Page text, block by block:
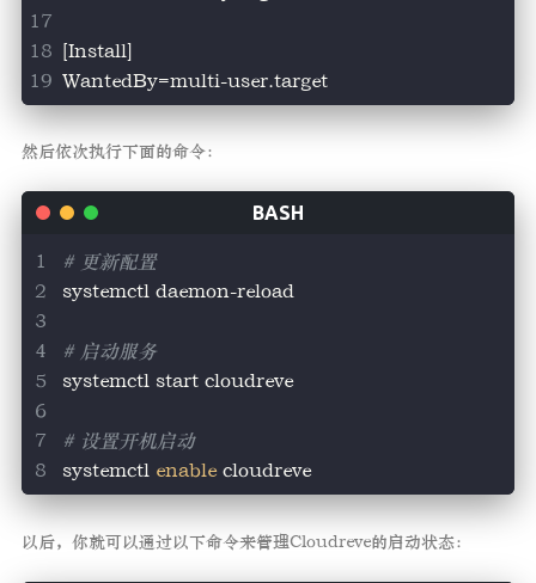
[Install]
WantedBy=multi-user.target
然后依次执行下面的命令：
# 更新配置
systemctl daemon-reload
# 启动服务
systemctl start cloudreve
# 设置开机启动
systemctl enable cloudreve
以后，你就可以通过以下命令来管理Cloudreve的启动状态：